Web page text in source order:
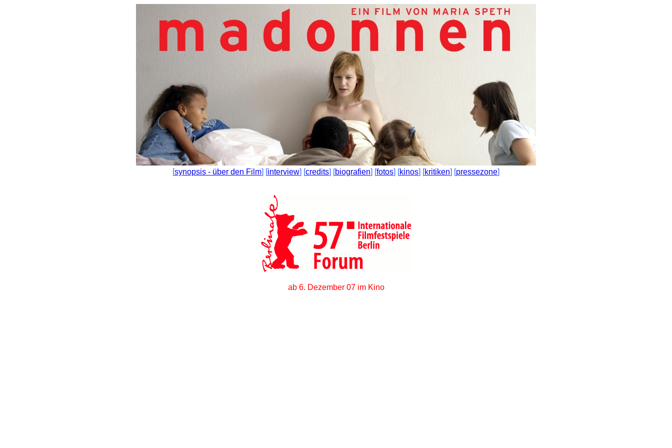
[synopsis - über den Film] [interview] [credits] [biografien] [fotos] [kinos] [kritiken] [pressezone]
ab 6. Dezember 07 im Kino